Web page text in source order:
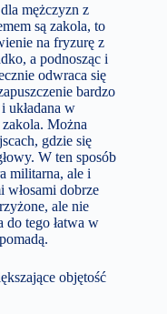
mężczyzn z
są zakola, to
na fryzurę z
a podnosząc i
odwraca się
bardzo
układana w
Można
gdzie się
W ten sposób
militarna, ale i
włosami dobrze
ale nie
do tego łatwa w
objętość